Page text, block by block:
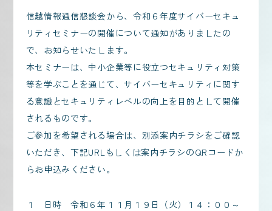
信越情報通信懇談会から、令和６年度サイバーセキュ
リティセミナーの開催について通知がありましたの
で、お知らせいたします。
本セミナーは、中小企業等に役立つセキュリティ対策
等を学ぶことを通じて、サイバーセキュリティに関す
る意識とセキュリティレベルの向上を目的として開催
されるものです。
ご参加を希望される場合は、別添案内チラシをご確認
いただき、下記URLもしくは案内チラシのQRコードか
らお申込みください。
１ 日時 令和６年１１月１９日（火）１４：００～